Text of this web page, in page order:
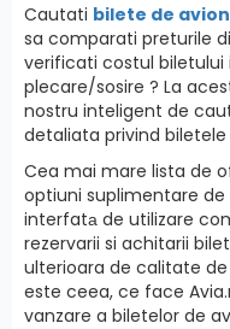
Cautati bilete de avion
sa comparati preturile
verificati costul
plecare/sosire ? La
nostru inteligent de
detaliata privind
Cea mai mare lista de
optiuni suplimentare
interfatа de utilizare
rezervarii si achitarii
ulterioara de calitate
este ceea, ce face
vanzare a biletelor de